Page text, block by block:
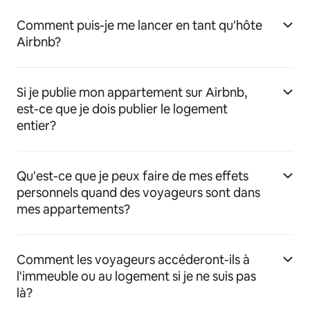
Comment puis-je me lancer en tant qu'hôte
Airbnb?
Si je publie mon appartement sur Airbnb,
est-ce que je dois publier le logement
entier?
Qu'est-ce que je peux faire de mes effets
personnels quand des voyageurs sont dans
mes appartements?
Comment les voyageurs accéderont-ils à
l'immeuble ou au logement si je ne suis pas
là?